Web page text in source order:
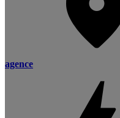
agence